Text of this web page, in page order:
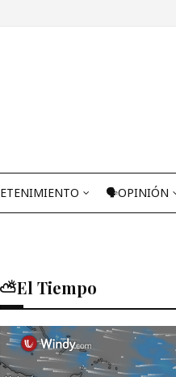
🗣OPINIÓN
⛅El Tiempo